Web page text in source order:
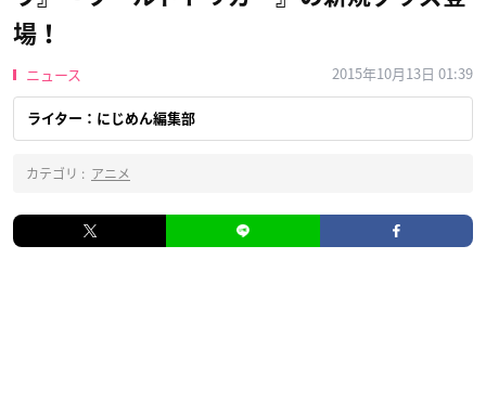
場！
ニュース 2015年10月13日 01:39
ライター：にじめん編集部
カテゴリ : アニメ